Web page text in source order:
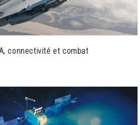
connectivité et combat